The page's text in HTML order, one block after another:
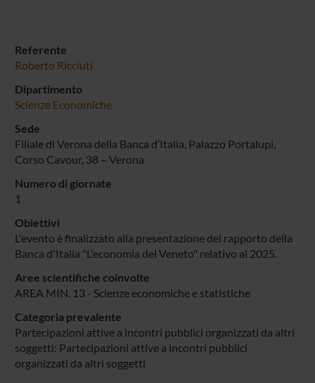
Referente
Roberto Ricciuti
Dipartimento
Scienze Economiche
Sede
Filiale di Verona della Banca d’Italia, Palazzo Portalupi,
Corso Cavour, 38 – Verona
Numero di giornate
1
Obiettivi
L'evento è finalizzato alla presentazione del rapporto della
Banca d'Italia "L'economia del Veneto" relativo al 2025.
Aree scientifiche coinvolte
AREA MIN. 13 - Scienze economiche e statistiche
Categoria prevalente
Partecipazioni attive a incontri pubblici organizzati da altri
soggetti: Partecipazioni attive a incontri pubblici
organizzati da altri soggetti